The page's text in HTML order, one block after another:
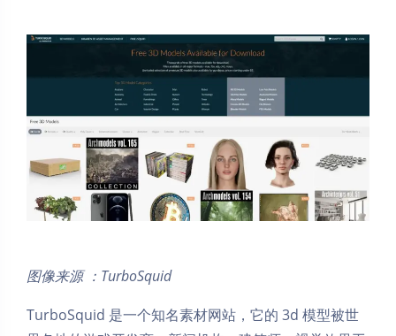
图像来源 ：TurboSquid
TurboSquid 是一个知名素材网站，它的 3d 模型被世